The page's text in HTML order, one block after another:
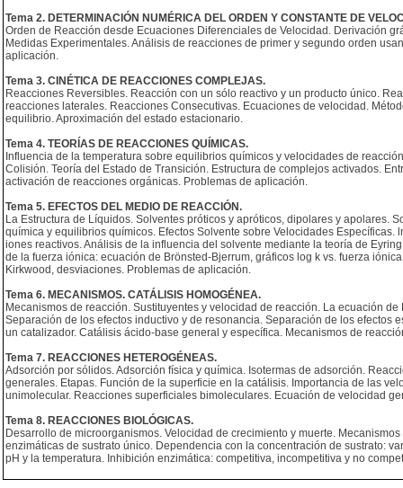
Tema 2. DETERMINACIÓN NUMÉRICA DEL ORDEN Y CONSTANTE DE
Orden de Reacción desde Ecuaciones Diferenciales de Velocidad. Derivación
Medidas Experimentales. Análisis de reacciones de primer y segundo orden
aplicación.
Tema 3. CINÉTICA DE REACCIONES COMPLEJAS.
Reacciones Reversibles. Reacción con un sólo reactivo y un producto único.
reacciones laterales. Reacciones Consecutivas. Ecuaciones de velocidad.
equilibrio. Aproximación del estado estacionario.
Tema 4. TEORÍAS DE REACCIONES QUÍMICAS.
Influencia de la temperatura sobre equilibrios químicos y velocidades de
Colisión. Teoría del Estado de Transición. Estructura de complejos activados.
activación de reacciones orgánicas. Problemas de aplicación.
Tema 5. EFECTOS DEL MEDIO DE REACCIÓN.
La Estructura de Líquidos. Solventes próticos y apróticos, dipolares y apolares.
química y equilibrios químicos. Efectos Solvente sobre Velocidades
iones reactivos. Análisis de la influencia del solvente mediante la teoría de
de la fuerza iónica: ecuación de Brönsted-Bjerrum, gráficos log k vs. fuerza
Kirkwood, desviaciones. Problemas de aplicación.
Tema 6. MECANISMOS. CATÁLISIS HOMOGÉNEA.
Mecanismos de reacción. Sustituyentes y velocidad de reacción. La ecuación
Separación de los efectos inductivo y de resonancia. Separación de los efectos
un catalizador. Catálisis ácido-base general y específica. Mecanismos de
Tema 7. REACCIONES HETEROGÉNEAS.
Adsorción por sólidos. Adsorción física y química. Isotermas de adsorción.
generales. Etapas. Función de la superficie en la catálisis. Importancia de las
unimolecular. Reacciones superficiales bimoleculares. Ecuación de velocidad
Tema 8. REACCIONES BIOLÓGICAS.
Desarrollo de microorganismos. Velocidad de crecimiento y muerte.
enzimáticas de sustrato único. Dependencia con la concentración de sustrato:
pH y la temperatura. Inhibición enzimática: competitiva, incompetitiva y no